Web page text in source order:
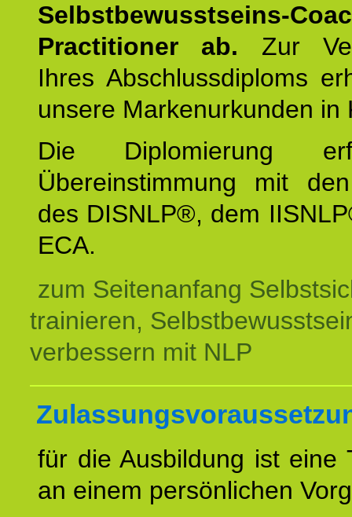
Selbstbewusstseins-
Practitioner ab. Zur
Ihres Abschlussdiploms
unsere Markenurkunden in
Die Diplomierung
Übereinstimmung mit
des DISNLP®, dem
ECA.
zum Seitenanfang
trainieren,
verbessern mit NLP
für die Ausbildung ist eine
an einem persönlichen